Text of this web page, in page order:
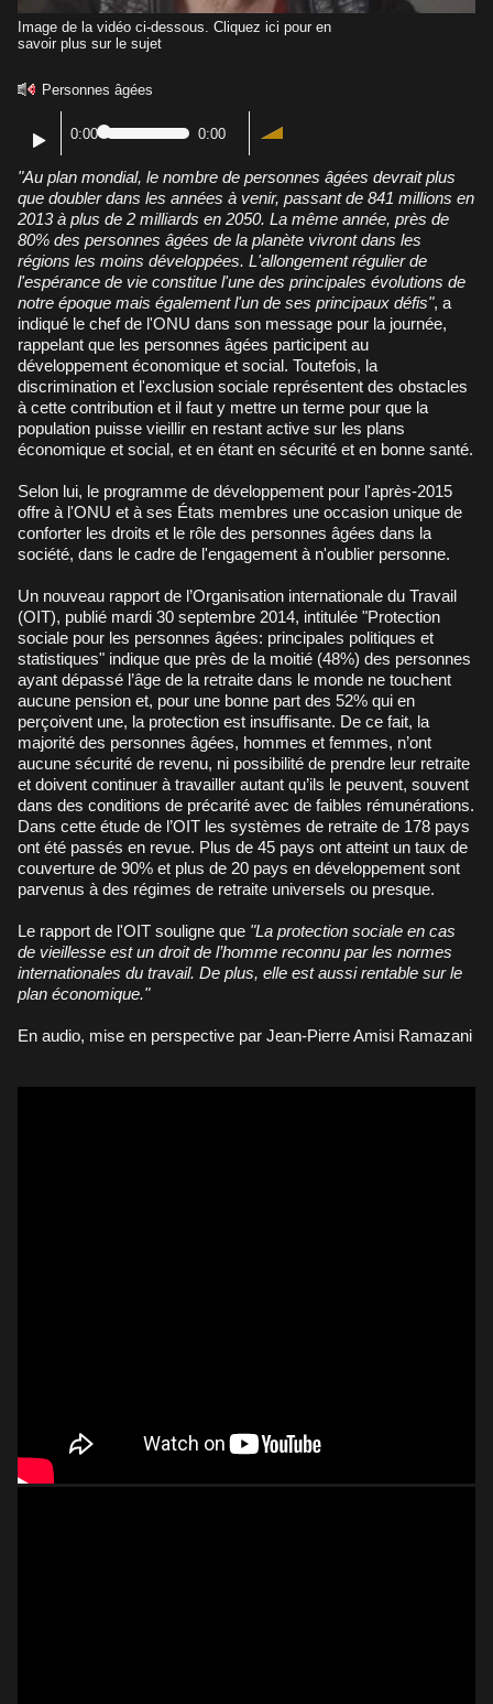
Image de la vidéo ci-dessous. Cliquez ici pour en
savoir plus sur le sujet
Personnes âgées
0:00 0:00
"Au plan mondial, le nombre de personnes âgées devrait plus
que doubler dans les années à venir, passant de 841 millions en
2013 à plus de 2 milliards en 2050. La même année, près de
80% des personnes âgées de la planète vivront dans les
régions les moins développées. L'allongement régulier de
l'espérance de vie constitue l'une des principales évolutions de
notre époque mais également l'un de ses principaux défis", a
indiqué le chef de l'ONU dans son message pour la journée,
rappelant que les personnes âgées participent au
développement économique et social. Toutefois, la
discrimination et l'exclusion sociale représentent des obstacles
à cette contribution et il faut y mettre un terme pour que la
population puisse vieillir en restant active sur les plans
économique et social, et en étant en sécurité et en bonne santé.
Selon lui, le programme de développement pour l'après-2015
offre à l'ONU et à ses États membres une occasion unique de
conforter les droits et le rôle des personnes âgées dans la
société, dans le cadre de l'engagement à n'oublier personne.
Un nouveau rapport de l’Organisation internationale du Travail
(OIT), publié mardi 30 septembre 2014, intitulée "Protection
sociale pour les personnes âgées: principales politiques et
statistiques" indique que près de la moitié (48%) des personnes
ayant dépassé l’âge de la retraite dans le monde ne touchent
aucune pension et, pour une bonne part des 52% qui en
perçoivent une, la protection est insuffisante. De ce fait, la
majorité des personnes âgées, hommes et femmes, n’ont
aucune sécurité de revenu, ni possibilité de prendre leur retraite
et doivent continuer à travailler autant qu’ils le peuvent, souvent
dans des conditions de précarité avec de faibles rémunérations.
Dans cette étude de l’OIT les systèmes de retraite de 178 pays
ont été passés en revue. Plus de 45 pays ont atteint un taux de
couverture de 90% et plus de 20 pays en développement sont
parvenus à des régimes de retraite universels ou presque.
Le rapport de l'OIT souligne que "La protection sociale en cas
de vieillesse est un droit de l’homme reconnu par les normes
internationales du travail. De plus, elle est aussi rentable sur le
plan économique."
En audio, mise en perspective par Jean-Pierre Amisi Ramazani